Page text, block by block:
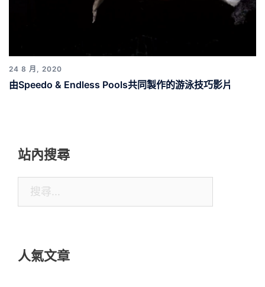
24 8 月, 2020
由Speedo & Endless Pools共同製作的游泳技巧影片
站內搜尋
字:
人氣文章